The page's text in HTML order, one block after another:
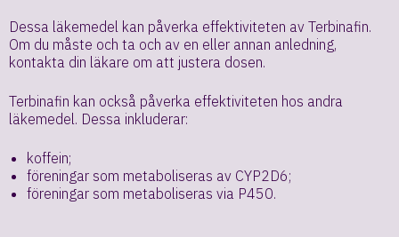
Dessa läkemedel kan påverka effektiviteten av Terbinafin.
Om du måste och ta och av en eller annan anledning,
kontakta din läkare om att justera dosen.
Terbinafin kan också påverka effektiviteten hos andra
läkemedel. Dessa inkluderar:
koffein;
föreningar som metaboliseras av CYP2D6;
föreningar som metaboliseras via P450.